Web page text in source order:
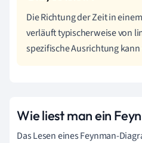
Die Richtung der Zeit in
verläuft typischerweise von
spezifische Ausrichtung
Wie liest man ein
Das Lesen eines Feynman-